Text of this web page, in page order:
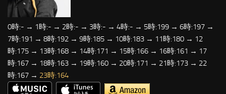
0時:- → 1時:- → 2時:- → 3時:- → 4時:- → 5時:199 → 6時:197 →
7時:191 → 8時:192 → 9時:185 → 10時:183 → 11時:180 → 12
時:175 → 13時:168 → 14時:171 → 15時:166 → 16時:161 → 17
時:167 → 18時:163 → 19時:160 → 20時:171 → 21時:173 → 22
時:167 → 23時:164